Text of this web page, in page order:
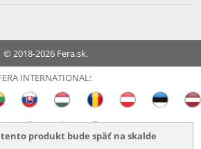
produkt bude späť na skalde
© 2018-2026 Fera.sk.
INTERNATIONAL: